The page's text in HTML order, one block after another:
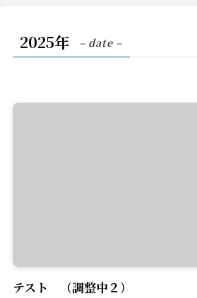
2025年 – date –
テスト （調整中２）